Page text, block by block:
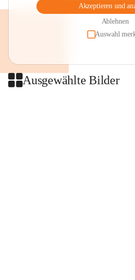
Akzeptieren und
Ablehnen
Auswahl
Ausgewählte Bilder